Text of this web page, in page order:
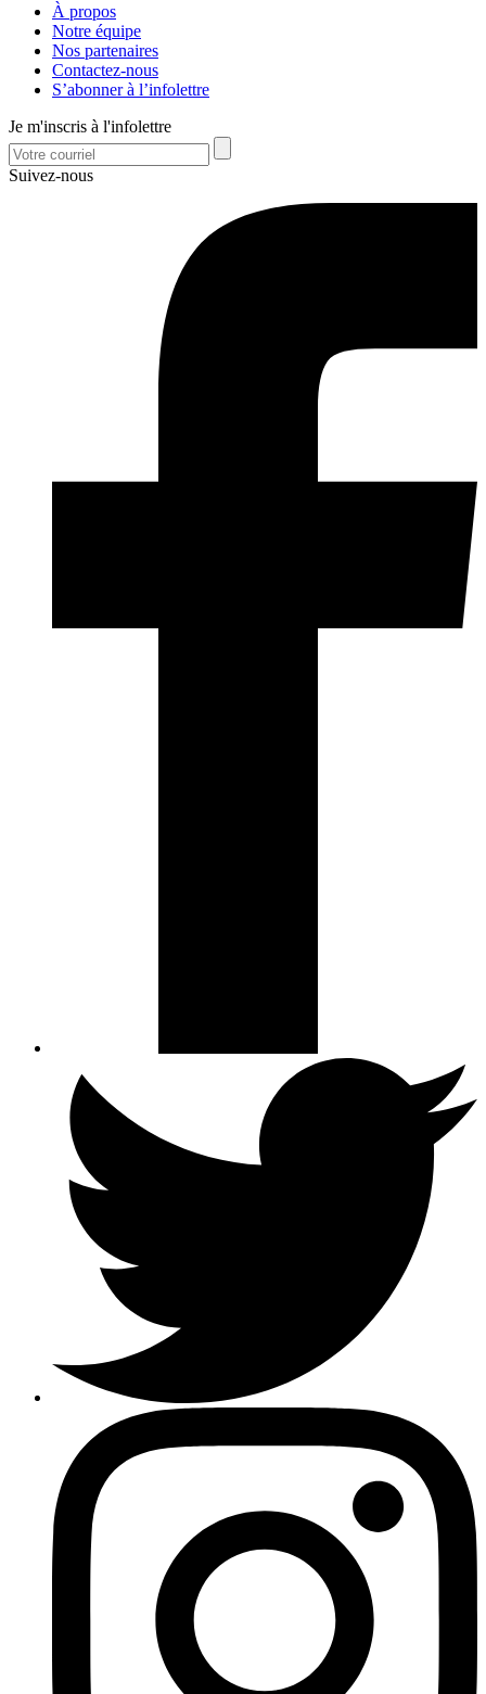
À propos
Notre équipe
Nos partenaires
Contactez-nous
S’abonner à l’infolettre
Je m'inscris à l'infolettre
Suivez-nous